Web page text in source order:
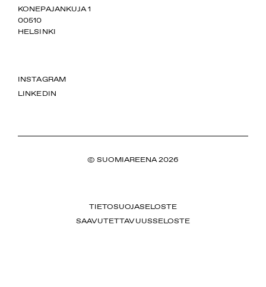
SUOMIAREENA
KONEPAJANKUJA 1
00510
HELSINKI
INSTAGRAM
LINKEDIN
© SUOMIAREENA 2026
TIETOSUOJASELOSTE
SAAVUTETTAVUUSSELOSTE